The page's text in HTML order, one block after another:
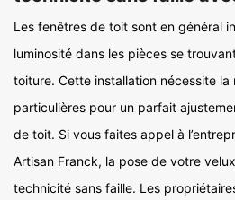
Les fenêtres de toit sont en général
luminosité dans les pièces se
toiture. Cette installation nécessite
particulières pour un parfait
de toit. Si vous faites appel à
Artisan Franck, la pose de votre
technicité sans faille. Les